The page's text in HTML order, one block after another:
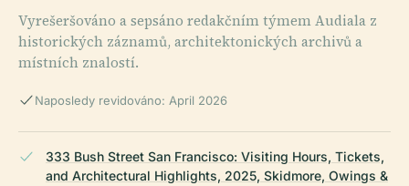
Vyrešeršováno a sepsáno redakčním týmem Audiala z
historických záznamů, architektonických archivů a
místních znalostí.
Naposledy revidováno: April 2026
333 Bush Street San Francisco: Visiting Hours, Tickets,
and Architectural Highlights, 2025, Skidmore, Owings &